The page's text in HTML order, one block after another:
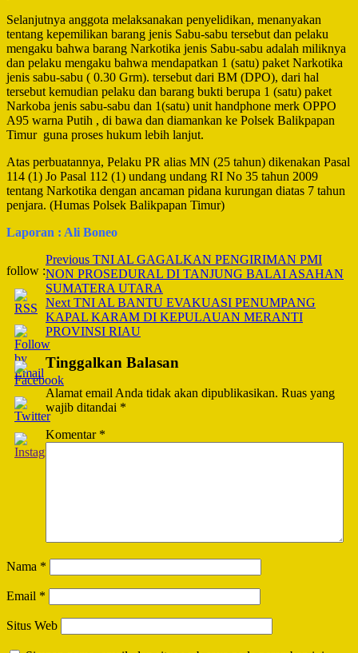
Selanjutnya anggota melaksanakan penyelidikan, menanyakan
tentang kepemilikan barang jenis Sabu-sabu tersebut dan pelaku
mengaku bahwa barang Narkotika jenis Sabu-sabu adalah miliknya
dan pelaku mengaku bahwa mendapatkan 1 (satu) paket Narkotika
jenis sabu-sabu ( 0.30 Grm). tersebut dari BM (DPO), dari hal
tersebut kemudian pelaku dan barang bukti berupa 1 (satu) paket
Narkoba jenis sabu-sabu dan 1(satu) unit handphone merk OPPO
A95 warna Putih , di bawa dan diamankan ke Polsek Balikpapan
Timur guna proses hukum lebih lanjut.
Atas perbuatannya, Pelaku PR alias MN (25 tahun) dikenakan Pasal
114 (1) Jo Pasal 112 (1) undang undang RI No 35 tahun 2009
tentang Narkotika dengan ancaman pidana kurungan diatas 7 tahun
penjara. (Humas Polsek Balikpapan Timur)
Laporan : Ali Boneo
follow :
Post
Navigation
Previous TNI AL GAGALKAN PENGIRIMAN PMI
NON PROSEDURAL DI TANJUNG BALAI ASAHAN
SUMATERA UTARA
Next TNI AL BANTU EVAKUASI PENUMPANG
KAPAL KARAM DI KEPULAUAN MERANTI
PROVINSI RIAU
Tinggalkan Balasan
Alamat email Anda tidak akan dipublikasikan. Ruas yang
wajib ditandai *
Komentar *
Nama *
Email *
Situs Web